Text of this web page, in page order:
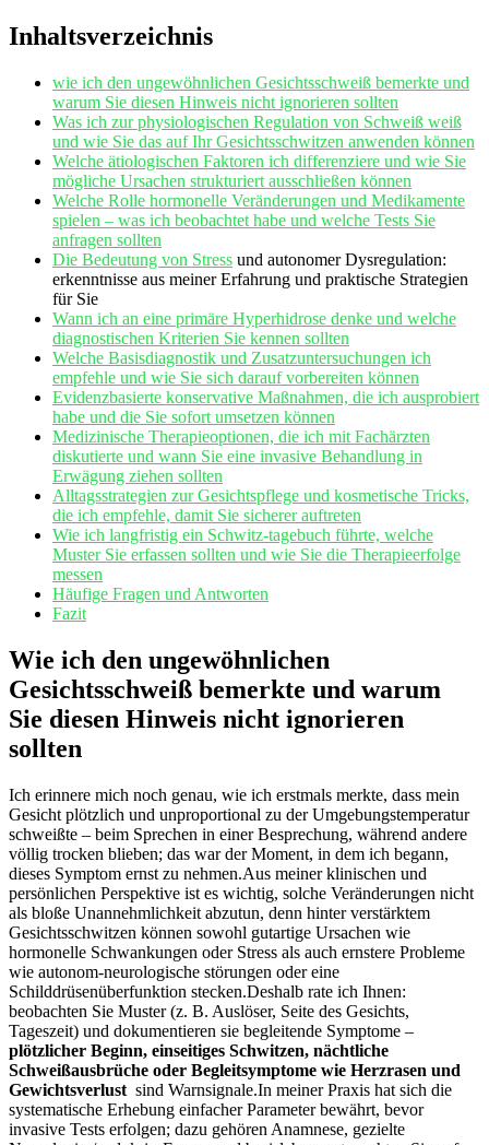
Inhaltsverzeichnis
wie ich den ⁣ungewöhnlichen‍ Gesichtsschweiß⁣ bemerkte und
‌warum Sie diesen Hinweis ‍nicht‍ ignorieren sollten
Was ich zur⁤ physiologischen ⁢Regulation von ‌Schweiß weiß
und wie Sie⁤ das ​auf Ihr Gesichtsschwitzen anwenden können
Welche ätiologischen ‌Faktoren ich differenziere‌ und wie Sie
mögliche Ursachen strukturiert ⁢ausschließen können
Welche Rolle ​hormonelle ‍Veränderungen ‍und Medikamente
spielen⁢ – was ich beobachtet⁢ habe und welche Tests Sie
anfragen ‌sollten
Die Bedeutung ⁤von Stress und ⁤autonomer ‌Dysregulation:
erkenntnisse ‍aus meiner Erfahrung‌ und praktische Strategien
für Sie
Wann ich an eine primäre Hyperhidrose denke ⁤und welche
diagnostischen Kriterien​ Sie ⁤kennen sollten
Welche ​Basisdiagnostik und Zusatzuntersuchungen ich⁢
empfehle und​ wie Sie sich darauf ‌vorbereiten können
Evidenzbasierte konservative ⁣Maßnahmen, die ich ‍ausprobiert
habe und die ⁢Sie sofort umsetzen können
Medizinische Therapieoptionen, die ich mit Fachärzten
diskutierte und wann Sie eine invasive‌ Behandlung in
Erwägung ziehen sollten
Alltagsstrategien zur Gesichtspflege und kosmetische Tricks,⁤
die ich empfehle, damit Sie sicherer auftreten
Wie ich langfristig ein Schwitz-tagebuch⁣ führte, welche
Muster Sie erfassen sollten und wie Sie die Therapieerfolge‍
messen
Häufige Fragen und Antworten
Fazit
Wie ‍ich den ungewöhnlichen
Gesichtsschweiß bemerkte und warum
Sie diesen Hinweis nicht ignorieren⁢
sollten
Ich‍ erinnere mich noch genau, ⁣wie ‍ich ​erstmals‍ merkte, dass mein
Gesicht plötzlich ‍und‌ unproportional zu ​der⁤ Umgebungstemperatur
schweißte – beim⁢ Sprechen in ⁣einer Besprechung, während​ andere
⁤völlig trocken blieben; das war der Moment, ‌in dem ich⁣ begann,​
dieses Symptom ernst ​zu nehmen.Aus⁢ meiner⁣ klinischen und⁢
persönlichen ⁤Perspektive ist es ⁢wichtig, solche Veränderungen⁤ nicht
als bloße⁢ Unannehmlichkeit⁤ abzutun,⁣ denn⁤ hinter verstärktem
Gesichtsschwitzen können sowohl gutartige‍ Ursachen ⁣wie
hormonelle‌ Schwankungen oder Stress ​als auch ‌ernstere Probleme
wie autonom-neurologische störungen⁢ oder eine
Schilddrüsenüberfunktion stecken.Deshalb rate ich ​Ihnen:
beobachten‌ Sie Muster (z. B.‍ Auslöser, Seite des Gesichts,
Tageszeit) und​ dokumentieren ⁤sie⁢ begleitende Symptome –
plötzlicher Beginn,⁣ einseitiges​ Schwitzen, nächtliche ​
Schweißausbrüche⁢ oder​ Begleitsymptome ‍wie Herzrasen und
Gewichtsverlust ⁣ sind‍ Warnsignale.In meiner Praxis hat sich die‌
systematische‌ Erhebung einfacher⁤ Parameter bewährt,​ bevor
invasive ⁢Tests erfolgen; ⁢dazu ​gehören Anamnese, gezielte